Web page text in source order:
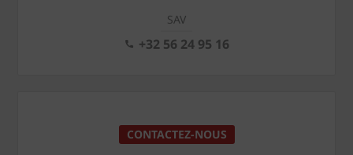
SAV
+32 56 24 95 16
CONTACTEZ-NOUS